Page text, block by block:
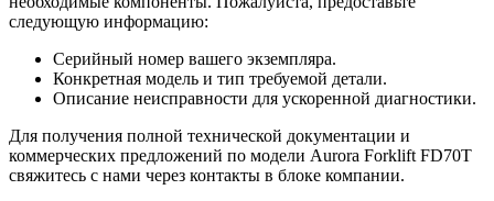
следующую информацию:
Серийный номер вашего экземпляра.
Конкретная модель и тип требуемой детали.
Описание неисправности для ускоренной диагностики.
Для получения полной технической документации и
коммерческих предложений по модели Aurora Forklift FD70T
свяжитесь с нами через контакты в блоке компании.